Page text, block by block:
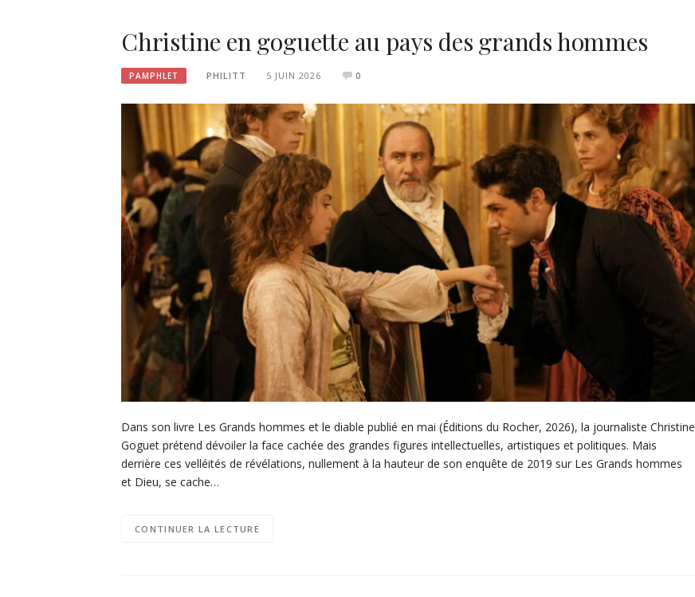
Christine en goguette au pays des grands hommes
PAMPHLET PHILITT 5 JUIN 2026 0
Dans son livre Les Grands hommes et le diable publié en mai (Éditions du Rocher, 2026), la journaliste Christine
Goguet prétend dévoiler la face cachée des grandes figures intellectuelles, artistiques et politiques. Mais
derrière ces velléités de révélations, nullement à la hauteur de son enquête de 2019 sur Les Grands hommes
et Dieu, se cache…
CONTINUER LA LECTURE